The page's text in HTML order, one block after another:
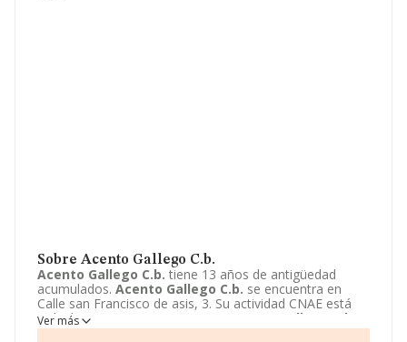
Sobre Acento Gallego C.b.
Acento Gallego C.b. tiene 13 años de antigüedad
acumulados. Acento Gallego C.b. se encuentra en
Calle san Francisco de asis, 3. Su actividad CNAE está
incluida en 5611 - Restaurantes.
Acento Gallego C.b.
está registrada como Comunidad de bienes.
Ver más